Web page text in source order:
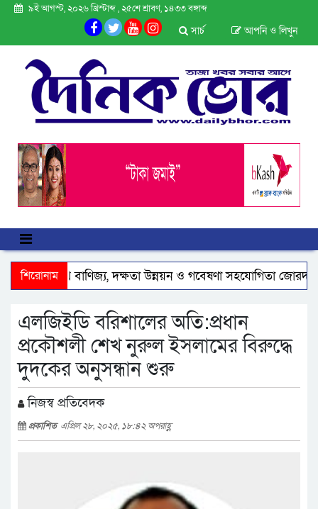
৯ই আগস্ট, ২০২৬ খ্রিস্টাব্দ , ২৫শে শ্রাবণ, ১৪৩৩ বঙ্গাব্দ
আপনি ও লিখুন
সার্চ
শিরোনাম
সাথে বাণিজ্য, দক্ষতা উন্নয়ন ও গবেষণা সহযোগিতা জোরদারে
এলজিইডি বরিশালের অতি:প্রধান
প্রকৌশলী শেখ নুরুল ইসলামের বিরুদ্ধে
দুদকের অনুসন্ধান শুরু
নিজস্ব প্রতিবেদক
প্রকাশিত এপ্রিল ২৮, ২০২৫, ১৮:৪২ অপরাহ্ণ